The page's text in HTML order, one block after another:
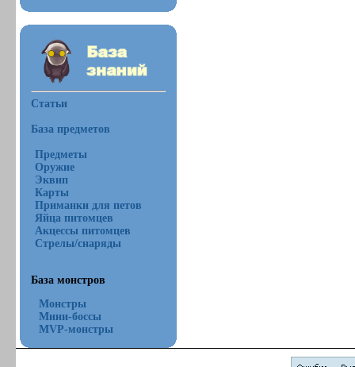
Статьи
База предметов
Предметы
Оружие
Эквип
Карты
Приманки для петов
Яйца питомцев
Акцессы питомцев
Стрелы/снаряды
База монстров
Монстры
Мини-боссы
MVP-монстры